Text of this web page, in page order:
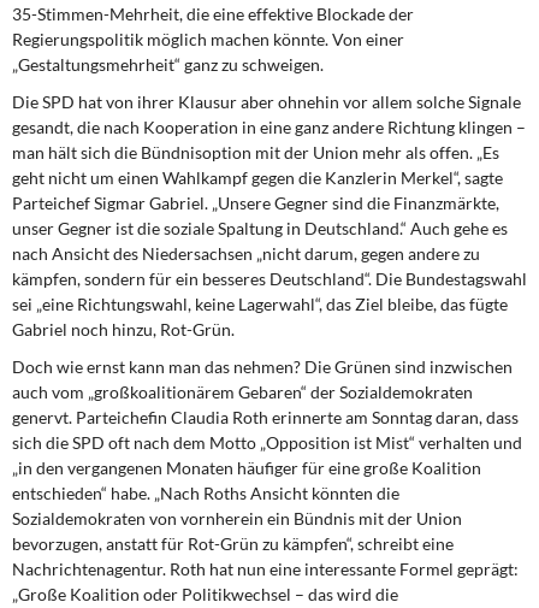
Kontakt
35-Stimmen-Mehrheit, die eine effektive Blockade der
Regierungspolitik möglich machen könnte. Von einer
„Gestaltungsmehrheit“ ganz zu schweigen.
Die SPD hat von ihrer Klausur aber ohnehin vor allem solche Signale
gesandt, die nach Kooperation in eine ganz andere Richtung klingen –
man hält sich die Bündnisoption mit der Union mehr als offen. „Es
geht nicht um einen Wahlkampf gegen die Kanzlerin Merkel“, sagte
Parteichef Sigmar Gabriel. „Unsere Gegner sind die Finanzmärkte,
unser Gegner ist die soziale Spaltung in Deutschland.“ Auch gehe es
nach Ansicht des Niedersachsen „nicht darum, gegen andere zu
kämpfen, sondern für ein besseres Deutschland“. Die Bundestagswahl
sei „eine Richtungswahl, keine Lagerwahl“, das Ziel bleibe, das fügte
Gabriel noch hinzu, Rot-Grün.
Doch wie ernst kann man das nehmen? Die Grünen sind inzwischen
auch vom „großkoalitionärem Gebaren“ der Sozialdemokraten
genervt. Parteichefin Claudia Roth erinnerte am Sonntag daran, dass
sich die SPD oft nach dem Motto „Opposition ist Mist“ verhalten und
„in den vergangenen Monaten häufiger für eine große Koalition
entschieden“ habe. „Nach Roths Ansicht könnten die
Sozialdemokraten von vornherein ein Bündnis mit der Union
bevorzugen, anstatt für Rot-Grün zu kämpfen“, schreibt eine
Nachrichtenagentur. Roth hat nun eine interessante Formel geprägt:
„Große Koalition oder Politikwechsel – das wird die